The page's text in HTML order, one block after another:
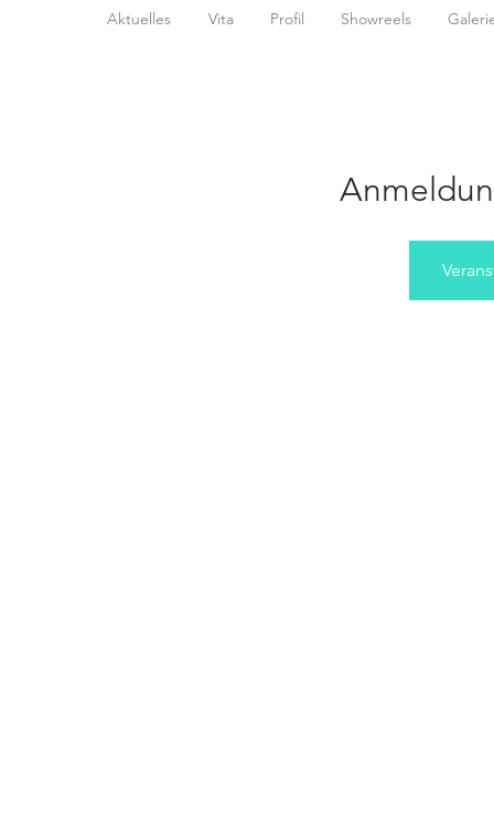
Aktuelles Vita Profil Showreels